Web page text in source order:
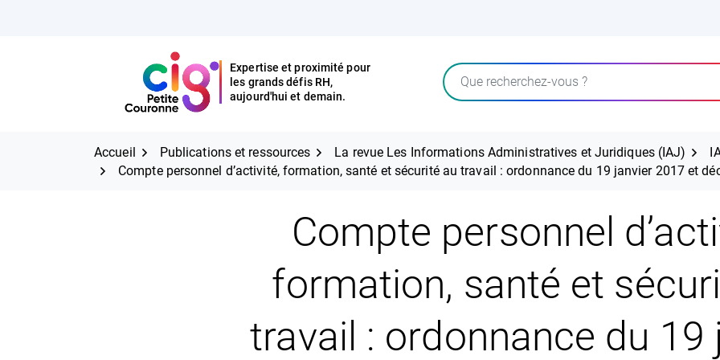
CIG Petite Couronne
Expertise et proximité pour
les grands défis RH,
aujourd'hui et demain.
Rechercher
CIG Petite Couronne
Expertise et proximité pour
les grands défis RH,
aujourd'hui et demain.
Accueil Publications et ressources La revue Les Informations Administratives et Juridiques (IAJ)
Compte personnel d’activité, formation, santé et sécurité au travail : ordonnance du 19 janvier 2017 et
Compte personnel
formation, santé et
travail : ordonnance du 19